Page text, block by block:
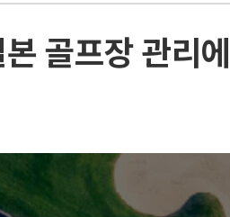
골프장 관리